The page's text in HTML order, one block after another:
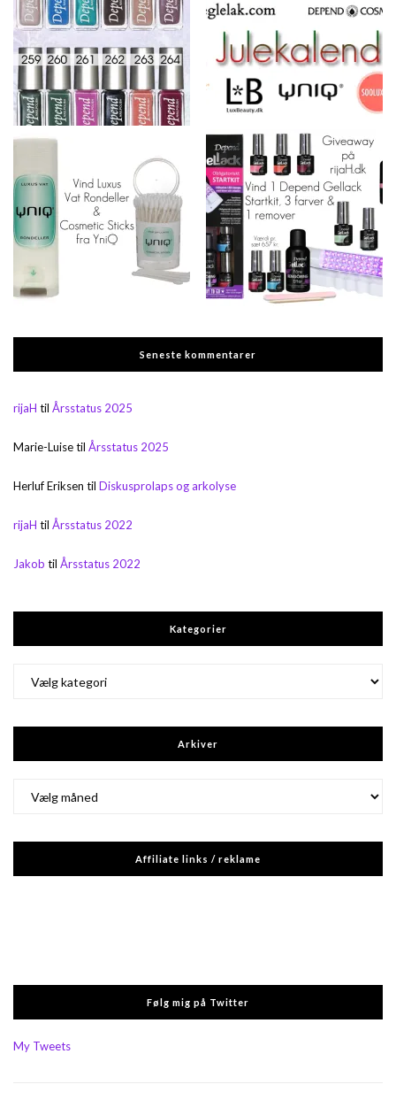
Seneste kommentarer
rijaH til Årsstatus 2025
Marie-Luisetil Årsstatus 2025
Herluf Eriksen til Diskusprolaps og arkolyse
rijaH til Årsstatus 2022
Jakob til Årsstatus 2022
Kategorier
Arkiver
Affiliate links / reklame
Følg mig på Twitter
My Tweets